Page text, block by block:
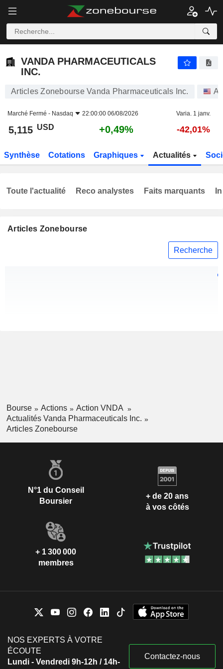
VANDA PHARMACEUTICALS
INC.
Articles Zonebourse Vanda Pharmaceuticals Inc.
Marché Fermé - Nasdaq 22:00:00 06/08/2026 Varia. 1 janv.
5,115 USD +0,49% -42,01%
Synthèse Cotations Graphiques Actualités
Articles Zonebourse
Recherche
Toute l'actualité Reco analystes Faits marquants
Bourse Actions
Action VNDA
Actualités Vanda Pharmaceuticals Inc.
Articles Zonebourse
N°1 du Conseil
Boursier
+ de 20 ans
à vos côtés
+ 1 300 000
membres
NOS EXPERTS À VOTRE
ÉCOUTE
Lundi - Vendredi 9h-12h / 14h-
Contactez-nous